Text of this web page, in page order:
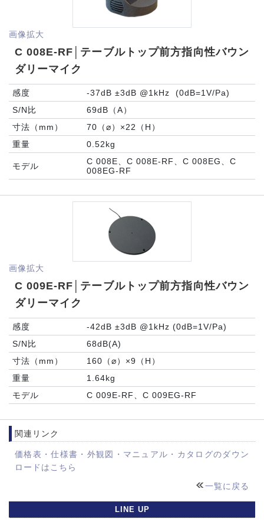
画像拡大
C 008E-RF│テーブルトップ前方指向性バウン
ダリーマイク
感度
-37dB ±3dB @1kHz (0dB=1V/Pa)
S/N比
69dB（A）
寸法（mm）
70（⌀）×22（H）
重量
0.52kg
モデル
C 008E、C 008E-RF、C 008EG、C
008EG-RF
画像拡大
C 009E-RF│テーブルトップ前方指向性バウン
ダリーマイク
感度
-42dB ±3dB @1kHz (0dB=1V/Pa)
S/N比
68dB(A)
寸法（mm）
160（⌀）×9（H）
重量
1.64kg
モデル
C 009E-RF、C 009EG-RF
関連リンク
価格表・仕様書・外観図・マニュアル・カタログのダウン
ロードはこちら
一覧に戻る
LINE UP